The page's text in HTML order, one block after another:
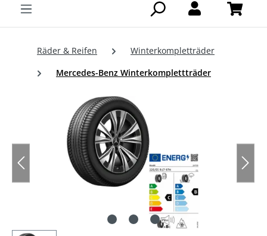
Räder & Reifen
Winterkompletträder
Mercedes-Benz Winterkomplettträder
Bildergalerie überspringen